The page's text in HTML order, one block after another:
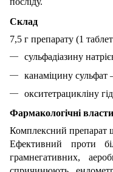
Склад
7,5 г препарату (1
сульфадіазину
канаміцину
окситетрацикліну
Фармакологічні
Комплексний препарат
Ефективний проти
грамнегативних,